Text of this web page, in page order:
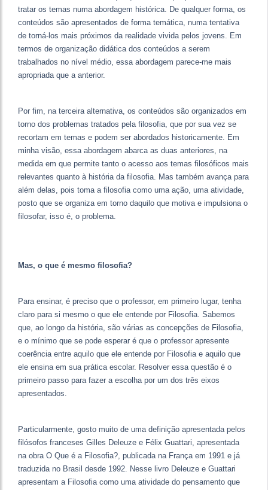
tratar os temas numa abordagem histórica. De qualquer forma, os
conteúdos são apresentados de forma temática, numa tentativa
de torná-los mais próximos da realidade vivida pelos jovens. Em
termos de organização didática dos conteúdos a serem
trabalhados no nível médio, essa abordagem parece-me mais
apropriada que a anterior.
Por fim, na terceira alternativa, os conteúdos são organizados em
torno dos problemas tratados pela filosofia, que por sua vez se
recortam em temas e podem ser abordados historicamente. Em
minha visão, essa abordagem abarca as duas anteriores, na
medida em que permite tanto o acesso aos temas filosóficos mais
relevantes quanto à história da filosofia. Mas também avança para
além delas, pois toma a filosofia como uma ação, uma atividade,
posto que se organiza em torno daquilo que motiva e impulsiona o
filosofar, isso é, o problema.
Mas, o que é mesmo filosofia?
Para ensinar, é preciso que o professor, em primeiro lugar, tenha
claro para si mesmo o que ele entende por Filosofia. Sabemos
que, ao longo da história, são várias as concepções de Filosofia,
e o mínimo que se pode esperar é que o professor apresente
coerência entre aquilo que ele entende por Filosofia e aquilo que
ele ensina em sua prática escolar. Resolver essa questão é o
primeiro passo para fazer a escolha por um dos três eixos
apresentados.
Particularmente, gosto muito de uma definição apresentada pelos
filósofos franceses Gilles Deleuze e Félix Guattari, apresentada
na obra O Que é a Filosofia?, publicada na França em 1991 e já
traduzida no Brasil desde 1992. Nesse livro Deleuze e Guattari
apresentam a Filosofia como uma atividade do pensamento que